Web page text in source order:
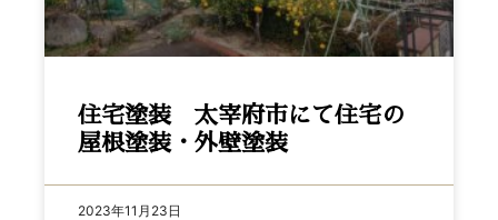
住宅塗装 太宰府市にて住宅の
屋根塗装・外壁塗装
2023年11月23日